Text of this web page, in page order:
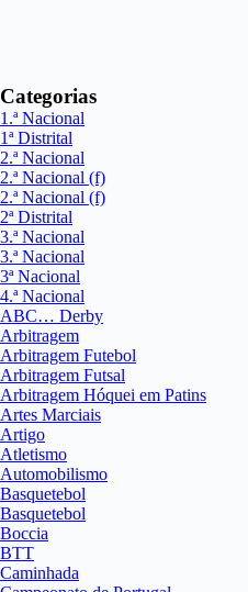
Categorias
1.ª Nacional
1ª Distrital
2.ª Nacional
2.ª Nacional (f)
2.ª Nacional (f)
2ª Distrital
3.ª Nacional
3.ª Nacional
3ª Nacional
4.ª Nacional
ABC… Derby
Arbitragem
Arbitragem Futebol
Arbitragem Futsal
Arbitragem Hóquei em Patins
Artes Marciais
Artigo
Atletismo
Automobilismo
Basquetebol
Basquetebol
Boccia
BTT
Caminhada